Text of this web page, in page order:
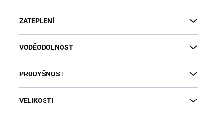
ZATEPLENÍ
VODĚODOLNOST
PRODYŠNOST
VELIKOSTI